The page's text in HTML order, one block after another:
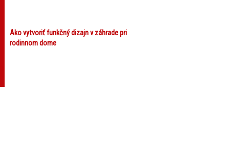
Ako vytvoriť funkčný dizajn v záhrade pri
rodinnom dome